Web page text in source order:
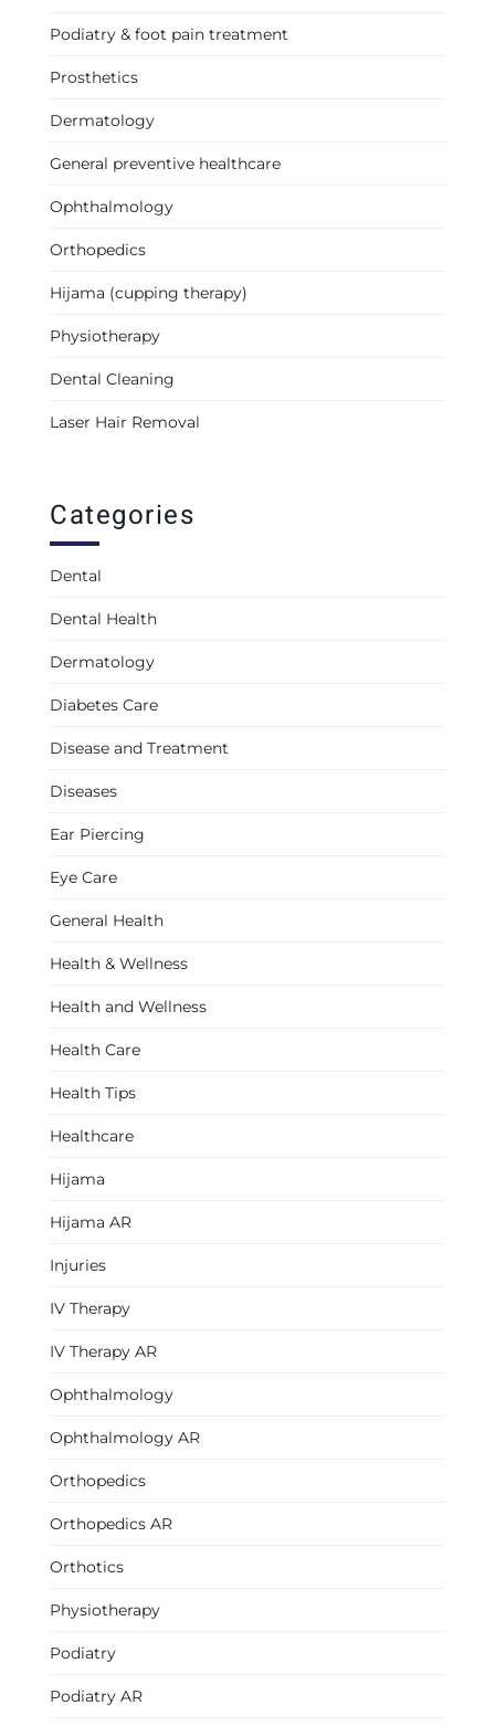
Podiatry & foot pain treatment
Prosthetics
Dermatology
General preventive healthcare
Ophthalmology
Orthopedics
Hijama (cupping therapy)
Physiotherapy
Dental Cleaning
Laser Hair Removal
Categories
Dental
Dental Health
Dermatology
Diabetes Care
Disease and Treatment
Diseases
Ear Piercing
Eye Care
General Health
Health & Wellness
Health and Wellness
Health Care
Health Tips
Healthcare
Hijama
Hijama AR
Injuries
IV Therapy
IV Therapy AR
Ophthalmology
Ophthalmology AR
Orthopedics
Orthopedics AR
Orthotics
Physiotherapy
Podiatry
Podiatry AR